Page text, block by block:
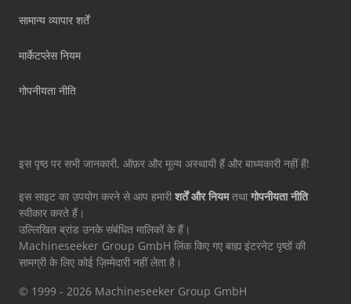
सामान्य व्यापार शर्तें
मार्केटप्लेस नियम
गोपनीयता नीति
इस पृष्ठ पर सभी जानकारी, ऑफ़र और मूल्य अस्थायी हैं और बाध्यकारी नहीं हैं!
इस साइट का उपयोग करने से आप हमारी शर्तें और नियमतथा गोपनीयता नीति
स्वीकार करते हैं।
उल्लिखित ब्रांड उनके संबंधित मालिकों के हैं।
Machineseeker Group GmbH लिंक किए गए बाह्य इंटरनेट पृष्ठों की
सामग्री के लिए कोई ज़िम्मेदारी नहीं लेता है।
© 1999 - 2026 Machineseeker Group GmbH